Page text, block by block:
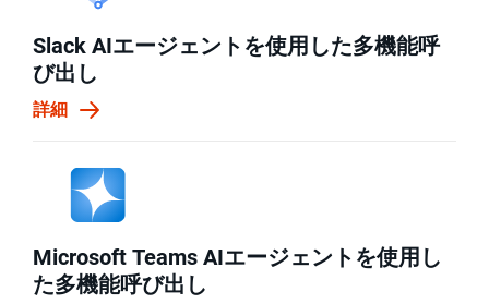
Slack AIエージェントを使用した多機能呼
び出し
詳細
Microsoft Teams AIエージェントを使用し
た多機能呼び出し